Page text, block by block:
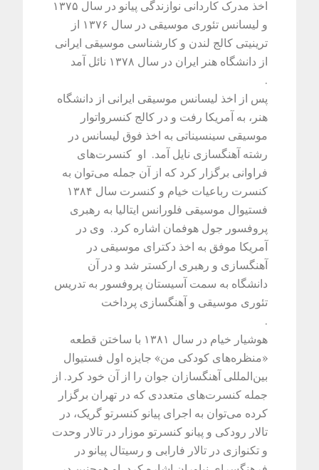
اخذ مدرک کاردانی نوازندگی پیانو در سال ۱۳۷۵
و لیسانس تئوری موسیقی در سال ۱۳۷۶ از
ترینیتی کالج لندن و کارشناسی موسیقی ایرانی
از دانشگاه هنر ایران در سال ۱۳۷۸ نائل آمد
.
پس از اخذ لیسانس موسیقی ایرانی از دانشگاه
هنر، به آمریکا رفت و در کالج کنسرواتوار
موسیقی سینسیناتی به اخذ فوق لیسانس در
رشته آهنگسازی نایل آمد. او کنسرت‌های
فراوانی برگزار کرد که از آن جمله می‌توان به
کنسرت رباعیات خیام و کنسرت سال ۱۳۸۴
فستیوال موسیقی فلورانس ایتالیا به رهبری
پروفسور جول هوفمان اشاره کرد. وی در
آمریکا موفق به اخذ دکترای موسیقی در
آهنگسازی و رهبری ارکستر شد و در آن
دانشگاه به سمت آسیستان پروفسور به تدریس
تئوری موسیقی و آهنگسازی پرداخت
.
هوشیار خیام در سال ۱۳۸۱ با ساختن قطعه
«منظره‌های کودکی من» جایزه اول فستیوال
بین‌المللی آهنگسازان جوان را از آن خود کرد. از
جمله کنسرت‌های متعددی که در تهران برگزار
کرده می‌توان به اجرای پیانو کنسرتو گریک، در
تالار رودکی و پیانو کنسرتو موزار در تالار وحدت
و تکنوازی در تالار فارابی و رسیتال پیانو در